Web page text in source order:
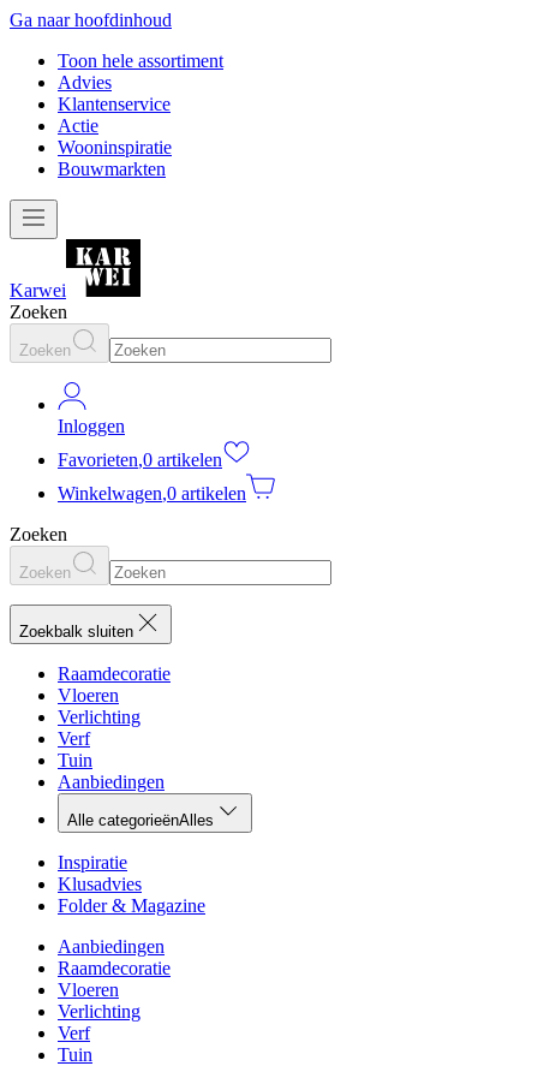
Ga naar hoofdinhoud
Toon hele assortiment
Advies
Klantenservice
Actie
Wooninspiratie
Bouwmarkten
Karwei
Zoeken
Zoeken
Inloggen
Favorieten,0 artikelen
Winkelwagen,0 artikelen
Zoeken
Zoeken
Zoekbalk sluiten
Raamdecoratie
Vloeren
Verlichting
Verf
Tuin
Aanbiedingen
Alle categorieënAlles
Inspiratie
Klusadvies
Folder & Magazine
Aanbiedingen
Raamdecoratie
Vloeren
Verlichting
Verf
Tuin